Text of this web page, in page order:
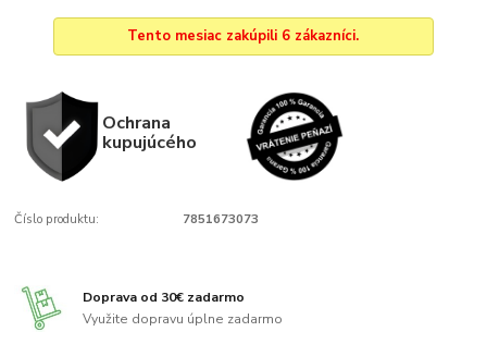
Tento mesiac zakúpili 6 zákazníci.
Ochrana
kupujúcého
Číslo produktu: 7851673073
Doprava od 30€ zadarmo
Využite dopravu úplne zadarmo